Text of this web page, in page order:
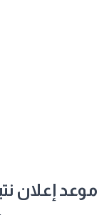
​موعد إعلان نتيجة